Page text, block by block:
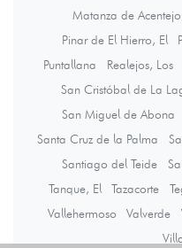
Matanza de
Pinar de El Hierro, El
Puntallana
Realejos, Los
San Cristóbal de La
San Miguel de Abona
Santa Cruz de la Palma
Santiago del Teide
Tanque, El
Tazacorte
Vallehermoso
Valverde